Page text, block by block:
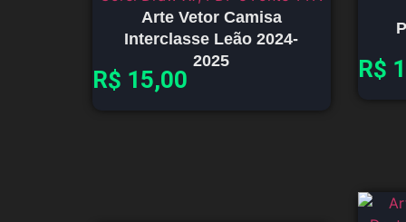
Arte Vetor Camisa
Interclasse Leão 2024-
2025
R$ 15,00 R$